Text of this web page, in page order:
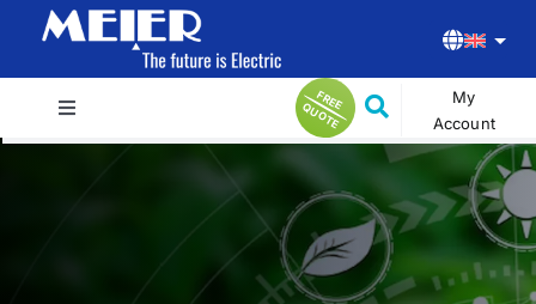
content
Toggle
Navigation
F
R
E
E Q
U
O
T
E
My
Account